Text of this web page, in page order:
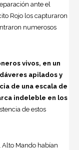
ante el
Rojo los capturaron
numerosos
vivos, en un
apilados y
de una escala de
indeleble en los
de estos
Alto Mando habían